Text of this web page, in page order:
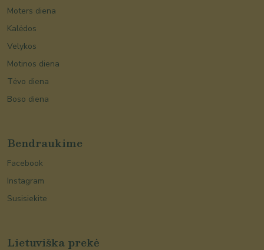
Lietuviška prekė
Moters diena
Kalėdos
Velykos
Motinos diena
Tėvo diena
Boso diena
Bendraukime
Facebook
Instagram
Susisiekite